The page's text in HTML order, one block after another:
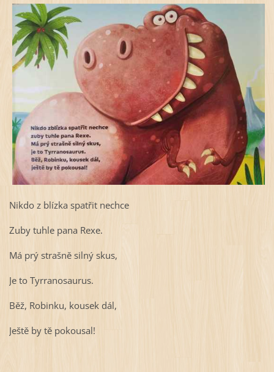
Nikdo z blízka spatřit nechce
Zuby tuhle pana Rexe.
Má prý strašně silný skus,
Je to Tyrranosaurus.
Běž, Robinku, kousek dál,
Ještě by tě pokousal!